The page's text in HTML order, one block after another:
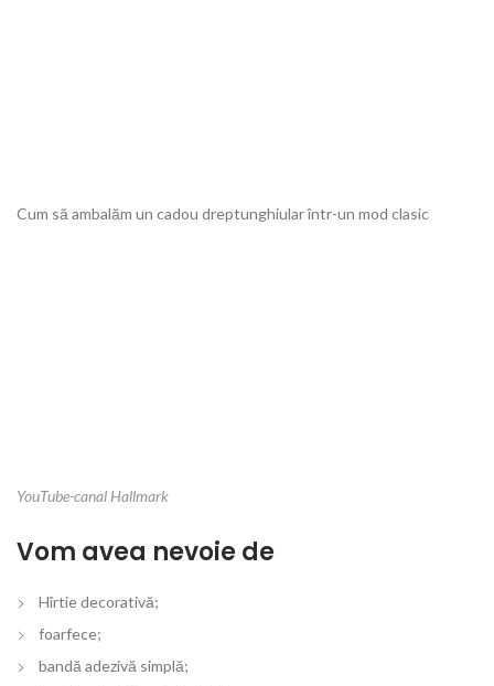
Cum să ambalăm un cadou dreptunghiular într-un mod clasic
YouTube-canal Hallmark
Vom avea nevoie de
Hîrtie decorativă;
foarfece;
bandă adezivă simplă;